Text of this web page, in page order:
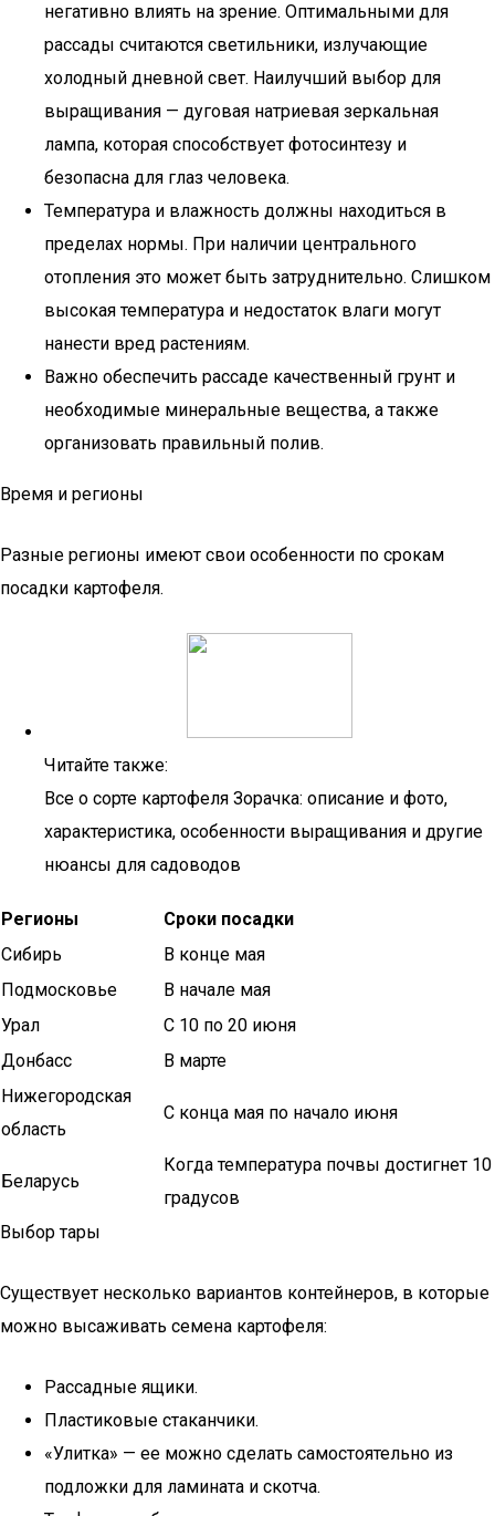
негативно влиять на зрение. Оптимальными для
рассады считаются светильники, излучающие
холодный дневной свет. Наилучший выбор для
выращивания — дуговая натриевая зеркальная
лампа, которая способствует фотосинтезу и
безопасна для глаз человека.
Температура и влажность должны находиться в
пределах нормы. При наличии центрального
отопления это может быть затруднительно. Слишком
высокая температура и недостаток влаги могут
нанести вред растениям.
Важно обеспечить рассаде качественный грунт и
необходимые минеральные вещества, а также
организовать правильный полив.
Время и регионы
Разные регионы имеют свои особенности по срокам
посадки картофеля.
Читайте также:
Все о сорте картофеля Зорачка: описание и фото,
характеристика, особенности выращивания и другие
нюансы для садоводов
Регионы
Сроки посадки
Сибирь
В конце мая
Подмосковье
В начале мая
Урал
С 10 по 20 июня
Донбасс
В марте
Нижегородская
область
С конца мая по начало июня
Беларусь
Когда температура почвы достигнет 10
градусов
Выбор тары
Существует несколько вариантов контейнеров, в которые
можно высаживать семена картофеля:
Рассадные ящики.
Пластиковые стаканчики.
«Улитка» — ее можно сделать самостоятельно из
подложки для ламината и скотча.